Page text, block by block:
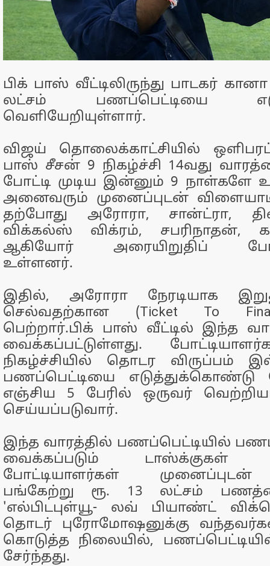
பிக் பாஸ் வீட்டிலிருந்து பாடகர்
லட்சம் பணப்பெட்டியை
வெளியேறியுள்ளார்.
விஜய் தொலைக்காட்சியில்
பாஸ் சீசன் 9 நிகழ்ச்சி 14வது
போட்டி முடிய இன்னும் 9 நாள்களே
அனைவரும் முனைப்புடன்
தற்போது அரோரா, சான்ட்ரா,
விக்கல்ஸ் விக்ரம், சபரிநாதன்,
ஆகியோர் அரையிறுதிப்
உள்ளனர்.
இதில், அரோரா நேரடியாக
செல்வதற்கான (Ticket To
பெற்றார்.பிக் பாஸ் வீட்டில் இந்த
வைக்கப்பட்டுள்ளது.
நிகழ்ச்சியில் தொடர விருப்பம்
பணப்பெட்டியை எடுத்துக்கொண்டு
எஞ்சிய 5 பேரில் ஒருவர்
செய்யப்படுவார்.
இந்த வாரத்தில் பணப்பெட்டியில்
வைக்கப்படும் டாஸ்க்குகள்
போட்டியாளர்கள் முனைப்புடன்
பங்கேற்று ரூ. 13 லட்சம்
'எல்பிடபுள்யூ- லவ் பியாண்ட்
தொடர் புரோமோஷனுக்கு
கொடுத்த நிலையில்,
சேர்ந்தது.